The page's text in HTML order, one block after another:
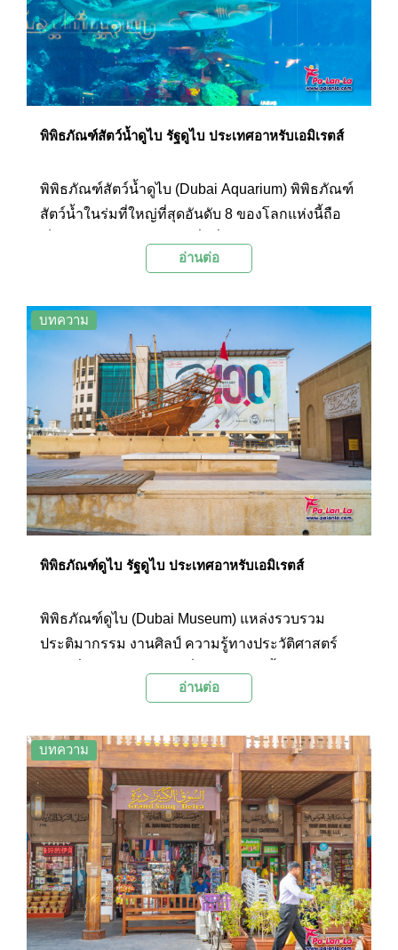
พิพิธภัณฑ์สัตว์น้ำดูไบ รัฐดูไบ ประเทศอาหรับเอมิเรตส์
พิพิธภัณฑ์สัตว์น้ำดูไบ (Dubai Aquarium) พิพิธภัณฑ์
สัตว์น้ำในร่มที่ใหญ่ที่สุดอันดับ 8 ของโลกแห่งนี้ถือ
เยี่ยมชมกว่า 33,000 ชนิด พร้อมกิจกรรม และการ
ใต้ท้องทะเลอย่างจุใจ
อ่านต่อ
บทความ
พิพิธภัณฑ์ดูไบ รัฐดูไบ ประเทศอาหรับเอมิเรตส์
พิพิธภัณฑ์ดูไบ (Dubai Museum) แหล่งรวบรวม
ประติมากรรม งานศิลป์ ความรู้ทางประวัติศาสตร์
ครอบคลุมที่สุดแห่งหนึ่งของประเทศอาหรับเอมิเรตส์
ภายในมีการนำเทคโนโลยีสมัยใหม่เข้ามานำเสนอ
เรื่องราวน่าสนใจของชาวอาหรับให้กับผู้เข้าชมได้
อย่างลงตัว
อ่านต่อ
บทความ